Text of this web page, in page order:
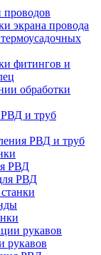
проводов
экрана провода
фитингов и
обработки
РВД и труб
РВД и труб
РВД
РВД
рукавов
рукавов